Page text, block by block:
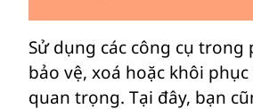
Sử dụng các công cụ trong
bảo vệ, xoá hoặc khôi
quan trọng. Tại đây, bạn